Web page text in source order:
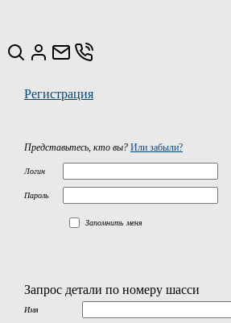
Регистрация
Представьтесь, кто вы? Или забыли?
Логин
Пароль
Запомнить меня
Запрос детали по номеру шасси
Имя